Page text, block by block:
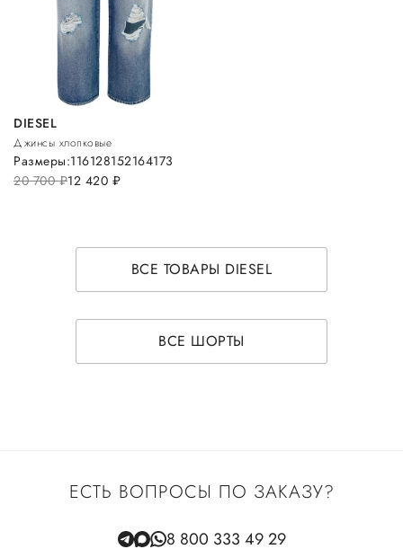
DIESEL
Джинсы хлопковые
20 700руб.12 420 руб.
Размеры:116128152164173
ВСЕ ТОВАРЫ DIESEL
ВСЕ ШОРТЫ
ЕСТЬ ВОПРОСЫ ПО ЗАКАЗУ?
8 800 333 49 29